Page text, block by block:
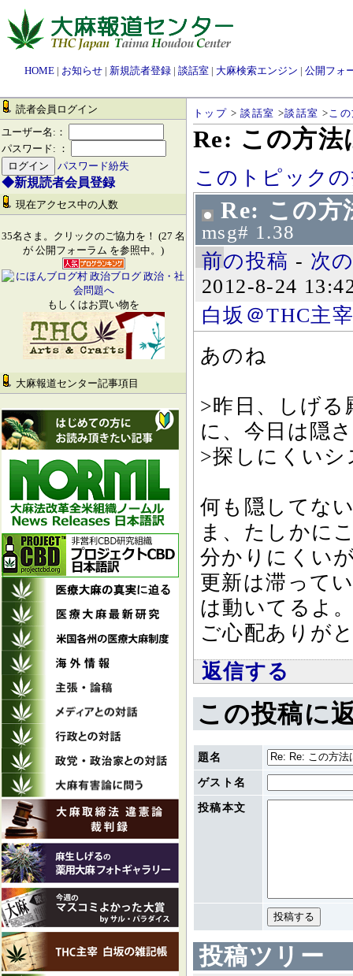
HOME | お知らせ | 新規読者登録 | 談話室 | 大麻検索エンジン | 公開フォ
読者会員ログイン
ユーザー名:：
パスワード: ：
パスワード紛失
◆新規読者会員登録
現在アクセス中の人数
35名さま。クリックのご協力を！ (27 名
が 公開フォーラム を参照中。)
もしくはお買い物を
大麻報道センター記事項目
トップ >談話室 >談話室 >こ
Re: この方
このトピック
Re: この方
msg# 1.38
前の投稿 - 次
2012-8-24
白坂＠THC主
あのね
>昨日、しげ
に、今日は隠
>探しにくい
何も隠してな
ま、たしかに
分かりにくい
更新は滞って
は動いてるよ
ご心配ありが
返信する
この投稿に
題名
ゲスト名
投稿本文
投稿ツリー